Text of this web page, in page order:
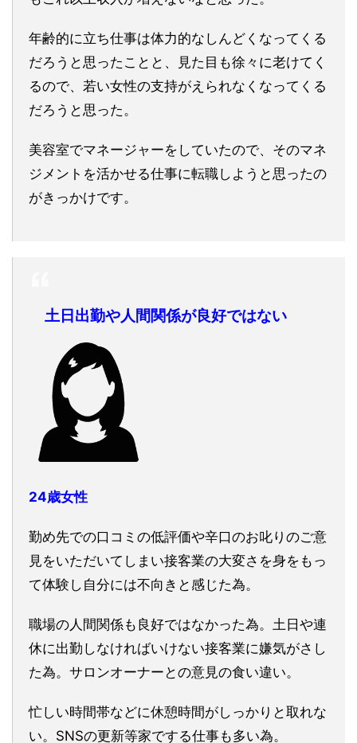
年齢的に立ち仕事は体力的なしんどくなってくる
だろうと思ったことと、見た目も徐々に老けてく
るので、若い女性の支持がえられなくなってくる
だろうと思った。
美容室でマネージャーをしていたので、そのマネ
ジメントを活かせる仕事に転職しようと思ったの
がきっかけです。
土日出勤や人間関係が良好ではない
24歳女性
勤め先での口コミの低評価や辛口のお叱りのご意
見をいただいてしまい接客業の大変さを身をもっ
て体験し自分には不向きと感じた為。
職場の人間関係も良好ではなかった為。土日や連
休に出勤しなければいけない接客業に嫌気がさし
た為。サロンオーナーとの意見の食い違い。
忙しい時間帯などに休憩時間がしっかりと取れな
い。SNSの更新等家でする仕事も多い為。